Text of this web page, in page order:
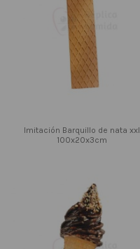
Imitación Barquillo de nata xxl
100x20x3cm